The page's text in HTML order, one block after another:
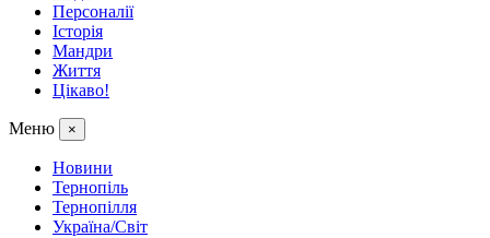
Персоналії
Історія
Мандри
Життя
Цікаво!
Меню ×
Новини
Тернопіль
Тернопілля
Україна/Світ